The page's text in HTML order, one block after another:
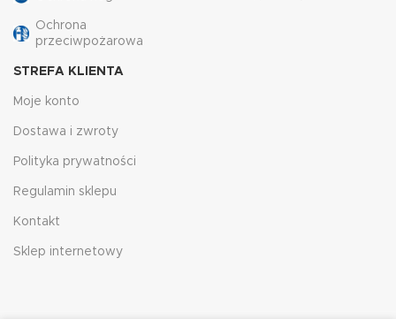
Ochrona
przeciwpożarowa
STREFA KLIENTA
Moje konto
Dostawa i zwroty
Polityka prywatności
Regulamin sklepu
Kontakt
Sklep internetowy